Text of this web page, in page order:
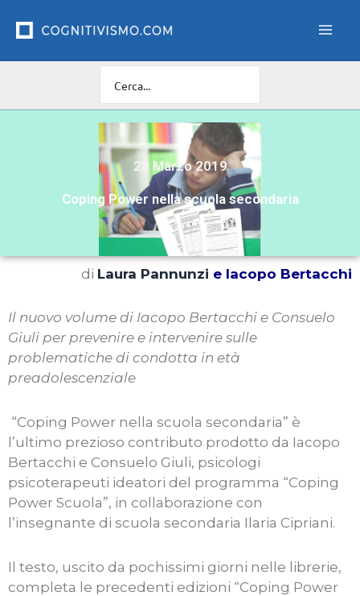
28 Marzo 2019
Coping Power nella scuola secondaria
di Laura Pannunzi e Iacopo Bertacchi
Il nuovo volume di Iacopo Bertacchi e Consuelo
Giuli per prevenire e intervenire sulle
problematiche di condotta in età
preadolescenziale
“Coping Power nella scuola secondaria” è
l’ultimo prezioso contributo prodotto da Iacopo
Bertacchi e Consuelo Giuli, psicologi
psicoterapeuti ideatori del programma “Coping
Power Scuola”, in collaborazione con
l’insegnante di scuola secondaria Ilaria Cipriani.
Il testo, uscito da pochissimi giorni nelle librerie,
completa le precedenti edizioni “Coping Power